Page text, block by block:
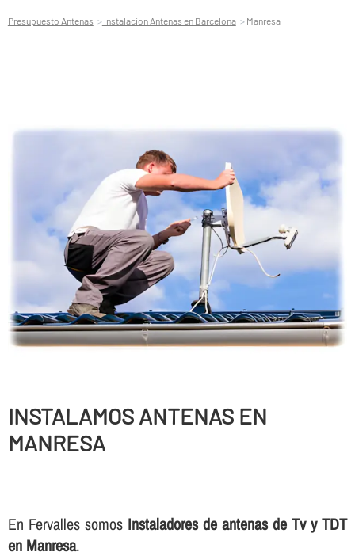
Presupuesto Antenas Instalacion Antenas en Barcelona Manresa
INSTALAMOS ANTENAS EN
MANRESA
En Fervalles somos Instaladores de antenas de Tv y TDT
en Manresa.